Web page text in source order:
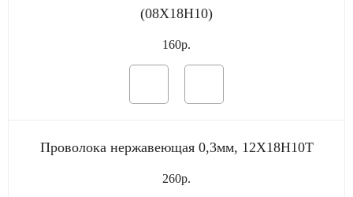
(08Х18Н10)
160р.
Проволока нержавеющая 0,3мм, 12Х18Н10Т
260р.